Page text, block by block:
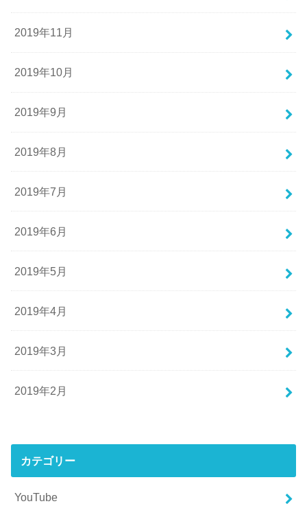
2019年11月
2019年10月
2019年9月
2019年8月
2019年7月
2019年6月
2019年5月
2019年4月
2019年3月
2019年2月
カテゴリー
YouTube